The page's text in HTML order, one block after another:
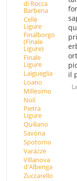
di Rocca
Barbena
Celle
Ligure
Finalborgo
(Finale
Ligure)
Finale
Ligure
Laigueglia
Loano
Millesimo
Noli
Pietra
Ligure
Quiliano
Savona
Spotorno
Varazze
Villanova
d'Albenga
Zuccarello
il